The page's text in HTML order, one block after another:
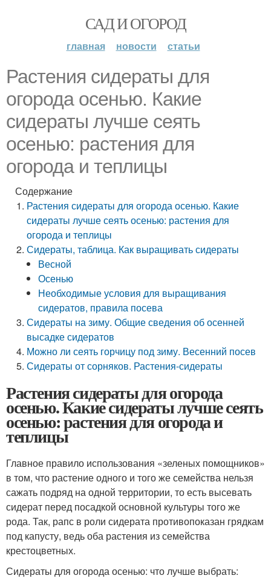
САД И ОГОРОД
главная новости статьи
Растения сидераты для
огорода осенью. Какие
сидераты лучше сеять
осенью: растения для
огорода и теплицы
Содержание
Растения сидераты для огорода осенью. Какие
сидераты лучше сеять осенью: растения для
огорода и теплицы
Сидераты, таблица. Как выращивать сидераты
Весной
Осенью
Необходимые условия для выращивания
сидератов, правила посева
Сидераты на зиму. Общие сведения об осенней
высадке сидератов
Можно ли сеять горчицу под зиму. Весенний посев
Сидераты от сорняков. Растения-сидераты
Растения сидераты для огорода
осенью. Какие сидераты лучше сеять
осенью: растения для огорода и
теплицы
Главное правило использования «зеленых помощников»
в том, что растение одного и того же семейства нельзя
сажать подряд на одной территории, то есть высевать
сидерат перед посадкой основной культуры того же
рода. Так, рапс в роли сидерата противопоказан грядкам
под капусту, ведь оба растения из семейства
крестоцветных.
Сидераты для огорода осенью: что лучше выбрать: